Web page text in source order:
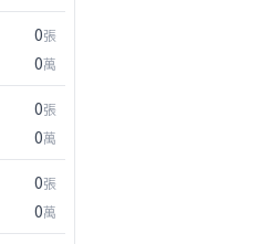
0張
0萬
0張
0萬
0張
0萬